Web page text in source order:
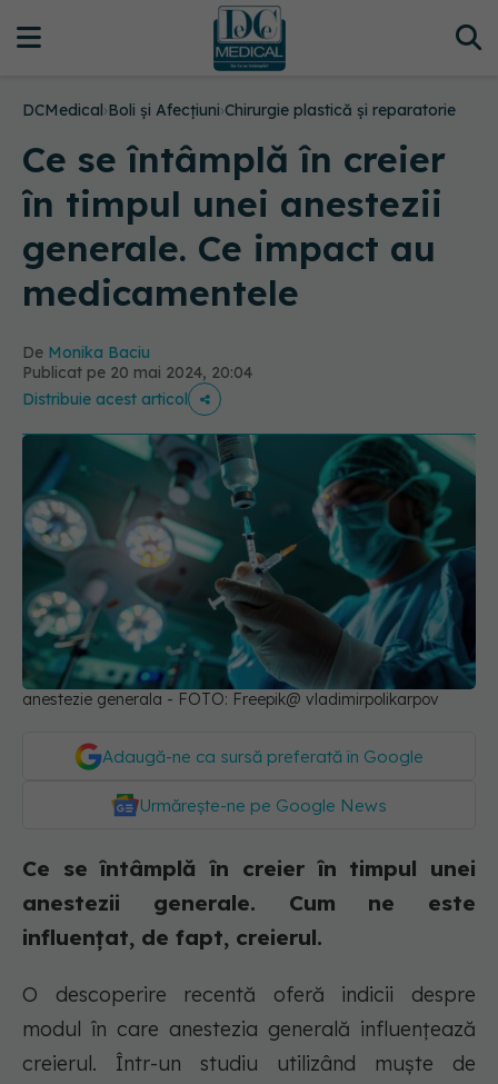
DCMedical›Boli și Afecțiuni›Chirurgie plastică și reparatorie
Ce se întâmplă în creier
în timpul unei anestezii
generale. Ce impact au
medicamentele
De Monika Baciu
Publicat pe 20 mai 2024, 20:04
Distribuie acest articol
anestezie generala - FOTO: Freepik@ vladimirpolikarpov
Adaugă-ne ca sursă preferată în Google
Urmărește-ne pe Google News
Ce se întâmplă în creier în timpul unei
anestezii generale. Cum ne este
influențat, de fapt, creierul.
O descoperire recentă oferă indicii despre
modul în care anestezia generală influențează
creierul. Într-un studiu utilizând muște de